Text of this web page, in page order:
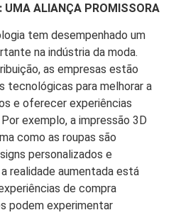
UMA ALIANÇA PROMISSORA
tem desempenhado um
na indústria da moda.
as empresas estão
tecnológicas para melhorar a
e oferecer experiências
exemplo, a impressão 3D
como as roupas são
personalizados e
realidade aumentada está
de compra
podem experimentar